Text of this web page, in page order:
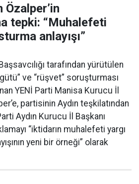
Özalper’in
tepki: “Muhalefeti
anlayışı”
tarafından yürütülen
ve “rüşvet” soruşturması
YENİ Parti Manisa Kurucu İl
partisinin Aydın teşkilatından
Aydın Kurucu İl Başkanı
“iktidarın muhalefeti yargı
yeni bir örneği” olarak